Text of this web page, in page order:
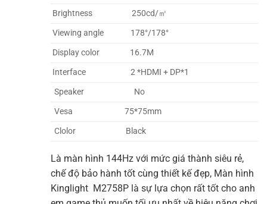
Brightness 250cd/㎡
Viewing angle 178°/178°
Display color 16.7M
Interface 2 *HDMI + DP*1
Speaker No
Vesa 75*75mm
Clolor Black
Là màn hình 144Hz với mức giá thành siêu rẻ,
chế độ bảo hành tốt cùng thiết kế đẹp, Màn hình
Kinglight M2758P là sự lựa chọn rất tốt cho anh